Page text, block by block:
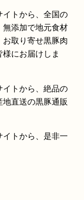
トから、全国の
添加で地元食材
取り寄せ黒豚肉
にお届けしま
トから、絶品の
直送の黒豚通販
トから、是非一